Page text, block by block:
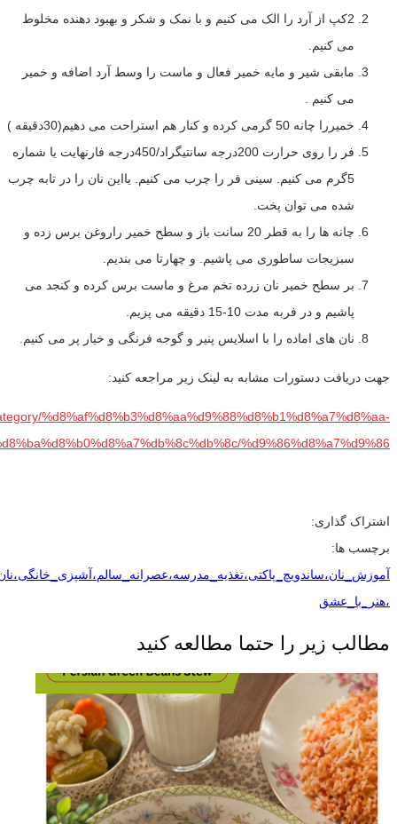
2کپ از آرد را الک می کنیم و با نمک و شکر و بهبود دهنده مخلوط
می کنیم.
مابقی شیر و مایه خمیر فعال و ماست را وسط آرد اضافه و خمیر
می کنیم .
خمیررا چانه 50 گرمی کرده و کنار هم استراحت می دهیم(30دقیقه )
فر را روی حرارت 200درجه سانتیگراد/450درجه فارنهایت یا شماره
5گرم می کنیم. سینی فر را چرب می کنیم. یااین نان را در تابه چرب
شده می توان پخت.
چانه ها را به قطر 20 سانت باز و سطح خمیر راروغن برس زده و
سبزیجات ساطوری می پاشیم. و چهارتا می بندیم.
بر سطح خمیر نان زرده تخم مرغ و ماست برس کرده و کنجد می
پاشیم و در فربه مدت 10-15 دقیقه می پزیم.
نان های اماده را با اسلایس پنیر و گوجه فرنگی و خیار پر می کنیم.
جهت دریافت دستورات مشابه به لینک زیر مراجعه کنید:
%d8%af%d8%b3%d8%aa%d9%88%d8%b1%d8%a7%d8%aa-
%d9%86%d8%a7%d9%86/
اشتراک گذاری:
برچسب ها:
،هنر_با_عشق
مطالب زیر را حتما مطالعه کنید